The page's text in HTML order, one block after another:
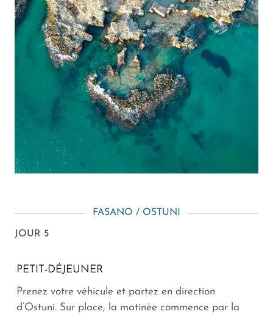
FASANO / OSTUNI
JOUR 5
PETIT-DÉJEUNER
Prenez votre véhicule et partez en direction
d’Ostuni. Sur place, la matinée commence par la